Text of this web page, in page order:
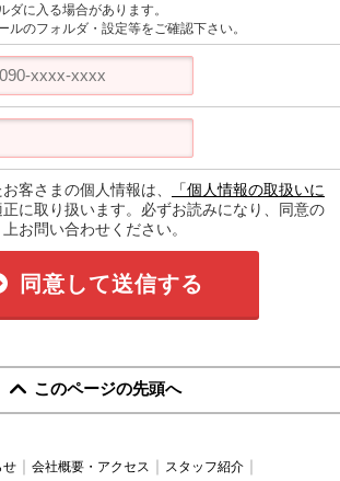
ダに入る場合があります。
ルのフォルダ・設定等をご確認下さい。
客さまの個人情報は、
「個人情報の取扱いに
に取り扱います。必ずお読みになり、同意の
上お問い合わせください。
同意して送信する
このページの先頭へ
せ 会社概要・アクセス
スタッフ紹介